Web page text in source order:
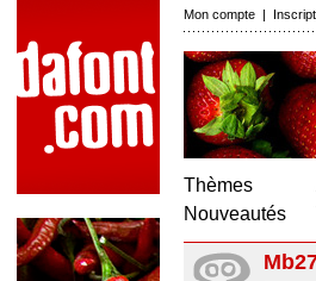
Mon compte |
Thèmes
Nouveautés